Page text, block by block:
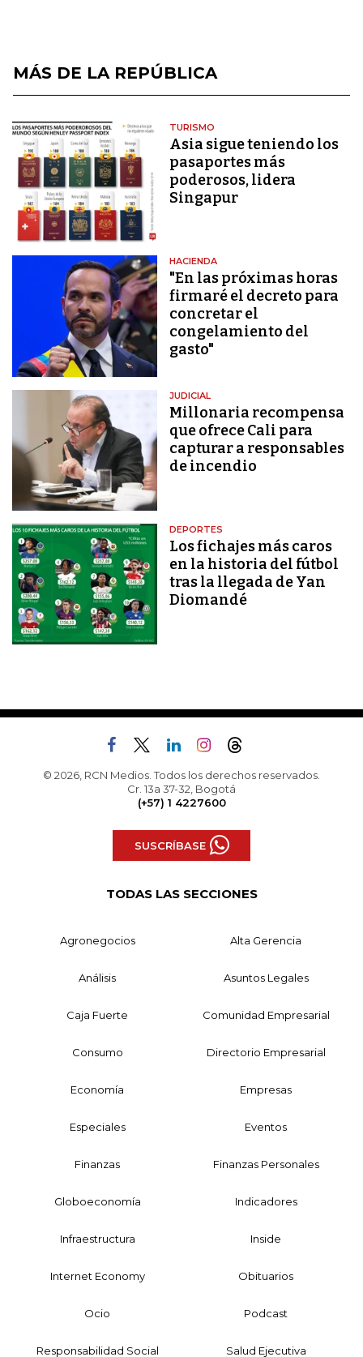
MÁS DE LA REPÚBLICA
TURISMO
Asia sigue teniendo los
pasaportes más
poderosos, lidera
Singapur
HACIENDA
"En las próximas horas
firmaré el decreto para
concretar el
congelamiento del
gasto"
JUDICIAL
Millonaria recompensa
que ofrece Cali para
capturar a responsables
de incendio
DEPORTES
Los fichajes más caros
en la historia del fútbol
tras la llegada de Yan
Diomandé
© 2026, RCN Medios. Todos los derechos reservados.
Cr. 13a 37-32, Bogotá
(+57) 1 4227600
SUSCRÍBASE
TODAS LAS SECCIONES
Agronegocios Alta Gerencia
Análisis Asuntos Legales
Caja Fuerte Comunidad Empresarial
Consumo Directorio Empresarial
Economía Empresas
Especiales Eventos
Finanzas Finanzas Personales
Globoeconomía Indicadores
Infraestructura Inside
Internet Economy Obituarios
Ocio Podcast
Responsabilidad Social Salud Ejecutiva